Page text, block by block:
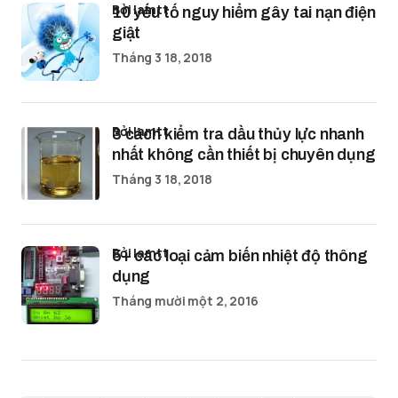
10 yếu tố nguy hiểm gây tai nạn điện
giật
bởi lamtt
Tháng 3 18, 2018
3 cách kiểm tra dầu thủy lực nhanh
nhất không cần thiết bị chuyên dụng
bởi lamtt
Tháng 3 18, 2018
5+ các loại cảm biến nhiệt độ thông
dụng
bởi lamtt
Tháng mười một 2, 2016